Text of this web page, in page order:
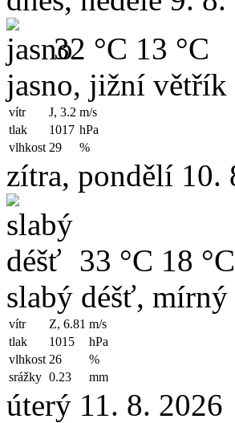
32 °C 13 °C
jasno, jižní větřík
vítr J, 3.2 m/s
tlak
1017 hPa
vlhkost 29 %
zítra, pondělí 10.
33 °C 18 °C
slabý déšť,
vítr Z, 6.81 m/s
tlak
1015
hPa
vlhkost 26
%
srážky 0.23 mm
úterý 11. 8. 2026